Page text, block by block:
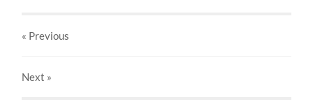
« Previous
Next »